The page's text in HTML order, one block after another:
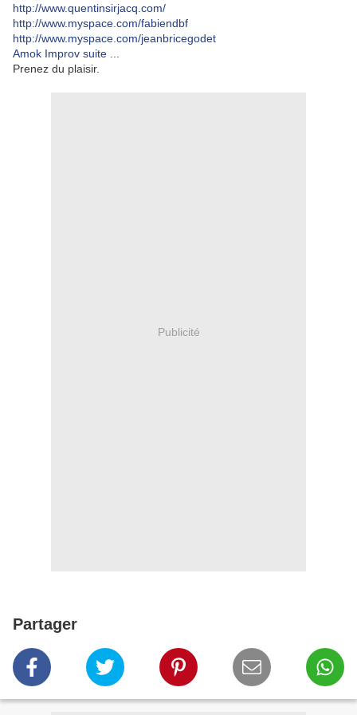
http://www.quentinsirjacq.com/
http://www.myspace.com/fabiendbf
http://www.myspace.com/jeanbricegodet
Amok Improv suite
Prenez du plaisir.
Publicité
Partager